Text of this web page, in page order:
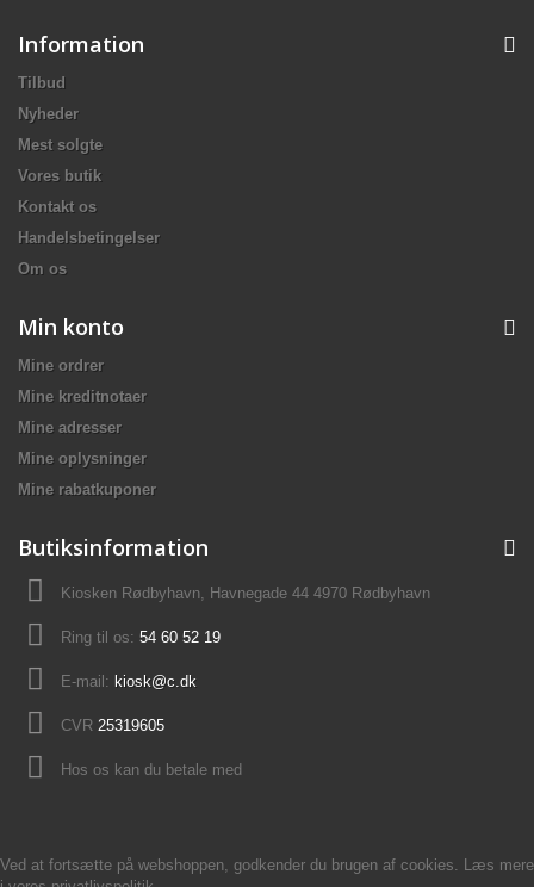
Information
Tilbud
Nyheder
Mest solgte
Vores butik
Kontakt os
Handelsbetingelser
Om os
Min konto
Mine ordrer
Mine kreditnotaer
Mine adresser
Mine oplysninger
Mine rabatkuponer
Butiksinformation
Kiosken Rødbyhavn, Havnegade 44 4970 Rødbyhavn
Ring til os: 54 60 52 19
E-mail: kiosk@c.dk
CVR 25319605
Hos os kan du betale med
Ved at fortsætte på webshoppen, godkender du brugen af cookies. Læs mere